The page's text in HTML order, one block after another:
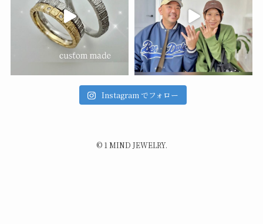
Instagram でフォロー
©1 MIND JEWELRY.